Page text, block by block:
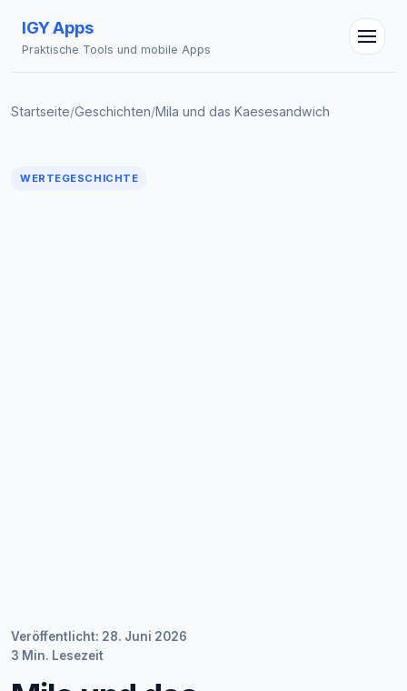
IGY Apps
Praktische Tools und mobile Apps
Startseite/Geschichten/Mila und das Kaesesandwich
WERTEGESCHICHTE
Veröffentlicht: 28. Juni 2026
3 Min. Lesezeit
IGY Assistent